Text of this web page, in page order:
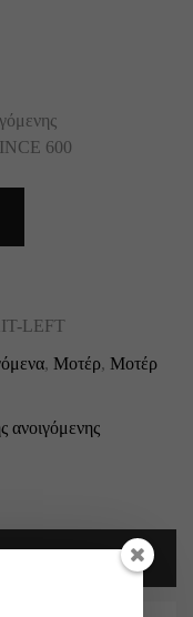
600
LEFT
, Μοτέρ, Μοτέρ
ανοιγόμενης